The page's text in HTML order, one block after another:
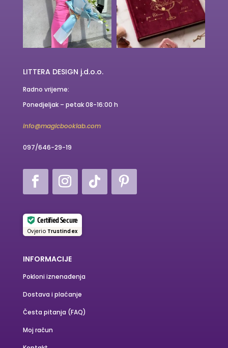
LITTERA DESIGN j.d.o.o.
Radno vrijeme:
Ponedjeljak – petak 08-16:00 h
info@magicbooklab.com
097/646-29-19
Certified Secure
Ovjerio Trustindex
INFORMACIJE
Pokloni iznenađenja
Dostava i plaćanje
Česta pitanja (FAQ)
Moj račun